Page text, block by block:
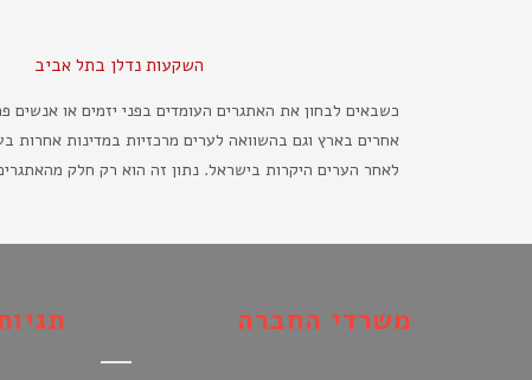
השקעות נדלן בתל אביב
כשבאים לבחון את האתגרים העומדים בפני יזמים או אנשים
אחרים בארץ וגם בהשוואה לערים מרכזיות במדינות אחרות
לאחר הערים היקרות בישראל. נתון זה הוא רק חלק
משרדי החברה